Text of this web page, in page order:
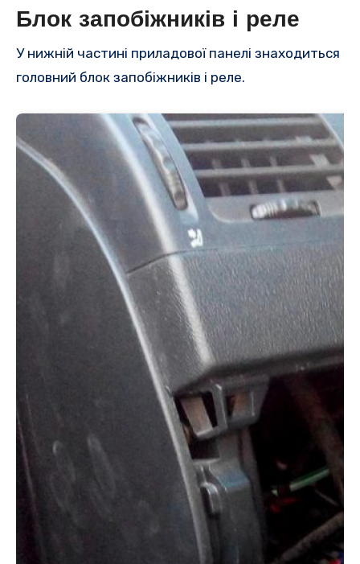
Блок запобіжників і реле
У нижній частині приладової панелі знаходиться
головний блок запобіжників і реле.